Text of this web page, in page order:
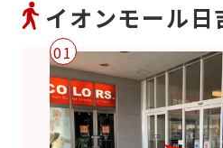
イオンモール日
01